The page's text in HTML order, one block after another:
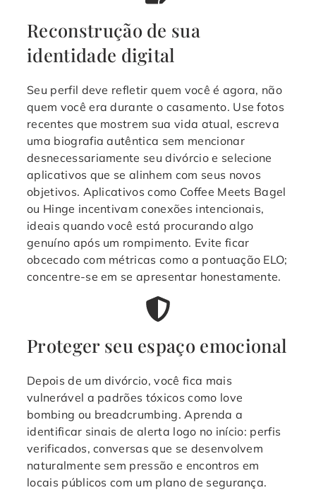
Reconstrução de sua
identidade digital
Seu perfil deve refletir quem você é agora, não
quem você era durante o casamento. Use fotos
recentes que mostrem sua vida atual, escreva
uma biografia autêntica sem mencionar
desnecessariamente seu divórcio e selecione
aplicativos que se alinhem com seus novos
objetivos. Aplicativos como Coffee Meets Bagel
ou Hinge incentivam conexões intencionais,
ideais quando você está procurando algo
genuíno após um rompimento. Evite ficar
obcecado com métricas como a pontuação ELO;
concentre-se em se apresentar honestamente.
Proteger seu espaço emocional
Depois de um divórcio, você fica mais
vulnerável a padrões tóxicos como love
bombing ou breadcrumbing. Aprenda a
identificar sinais de alerta logo no início: perfis
verificados, conversas que se desenvolvem
naturalmente sem pressão e encontros em
locais públicos com um plano de segurança.